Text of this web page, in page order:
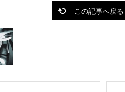
この記事へ戻る